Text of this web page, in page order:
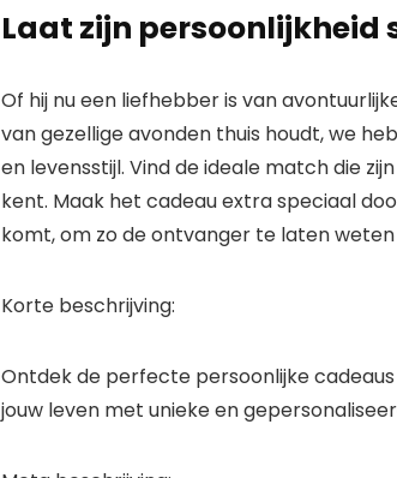
Laat zijn persoonlijkheid
Of hij nu een liefhebber is van
van gezellige avonden thuis houdt, we
en levensstijl. Vind de ideale match die
kent. Maak het cadeau extra speciaal
komt, om zo de ontvanger te laten
Korte beschrijving:
Ontdek de perfecte persoonlijke
jouw leven met unieke en